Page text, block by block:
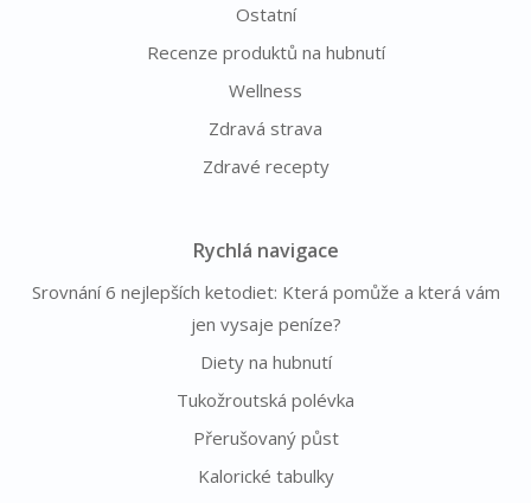
Ostatní
Recenze produktů na hubnutí
Wellness
Zdravá strava
Zdravé recepty
Rychlá navigace
Srovnání 6 nejlepších ketodiet: Která pomůže a která vám
jen vysaje peníze?
Diety na hubnutí
Tukožroutská polévka
Přerušovaný půst
Kalorické tabulky